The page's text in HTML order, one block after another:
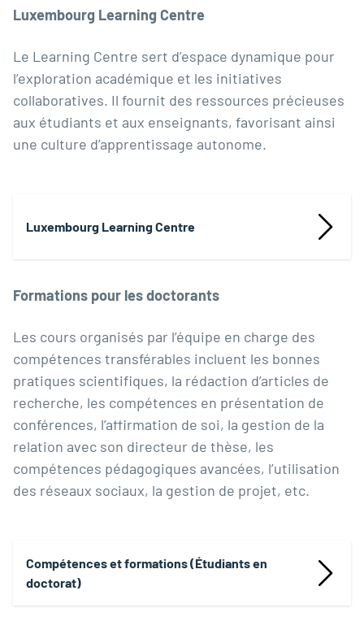
Luxembourg Learning Centre
Le Learning Centre sert d’espace dynamique pour
l’exploration académique et les initiatives
collaboratives. Il fournit des ressources précieuses
aux étudiants et aux enseignants, favorisant ainsi
une culture d’apprentissage autonome.
Luxembourg Learning Centre
Formations pour les doctorants
Les cours organisés par l’équipe en charge des
compétences transférables incluent les bonnes
pratiques scientifiques, la rédaction d’articles de
recherche, les compétences en présentation de
conférences, l’affirmation de soi, la gestion de la
relation avec son directeur de thèse, les
compétences pédagogiques avancées, l’utilisation
des réseaux sociaux, la gestion de projet, etc.
Compétences et formations (Étudiants en
doctorat)